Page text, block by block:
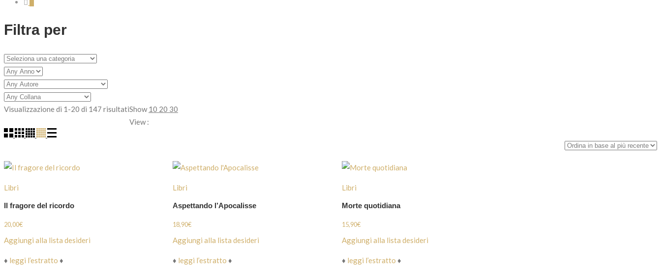
Filtra per
Visualizzazione di 1-20 di 147 risultatiOrdina
in
Show 10 20 30
View :
Libri
Il fragore del ricordo
20,00€
Aggiungi alla lista desideri
♦ leggi l’estratto ♦
Libri
Aspettando l’Apocalisse
18,90€
Aggiungi alla lista desideri
♦ leggi l’estratto ♦
Libri
Morte quotidiana
15,90€
Aggiungi alla lista desideri
♦ leggi l’estratto ♦